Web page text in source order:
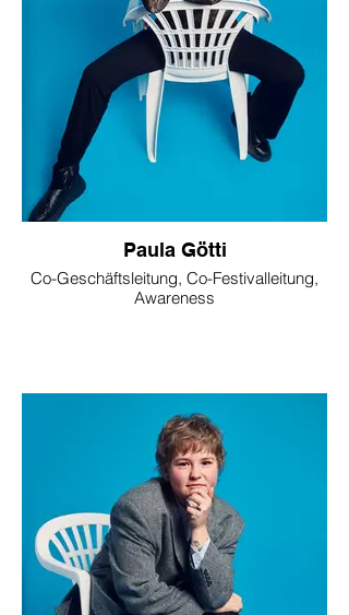
Paula Götti
Co-Geschäftsleitung, Co-Festivalleitung,
Awareness